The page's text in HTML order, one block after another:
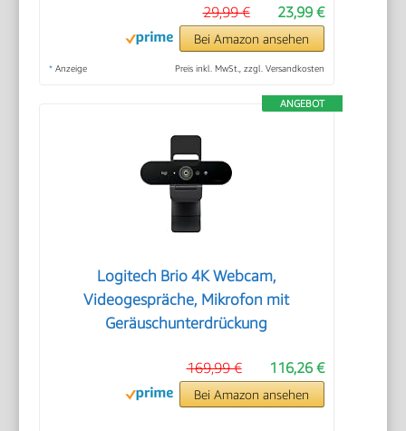
23,99 €
29,99 €
Bei Amazon ansehen
* Anzeige Preis inkl. MwSt., zzgl. Versandkosten
ANGEBOT
Logitech Brio 4K Webcam,
Videogespräche, Mikrofon mit
Geräuschunterdrückung
116,26 €
169,99 €
Bei Amazon ansehen